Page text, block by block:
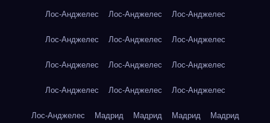
Лос-Анджелес Лос-Анджелес Лос-Анджелес
Лос-Анджелес Лос-Анджелес Лос-Анджелес
Лос-Анджелес Лос-Анджелес Лос-Анджелес
Лос-Анджелес Лос-Анджелес Лос-Анджелес
Лос-Анджелес Мадрид Мадрид Мадрид Мадрид